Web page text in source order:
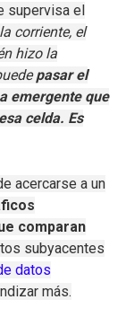
supervisa el
corriente, el
hizo la
pasar el
emergente que
celda. Es
acercarse a un
comparan
subyacentes
datos
más.